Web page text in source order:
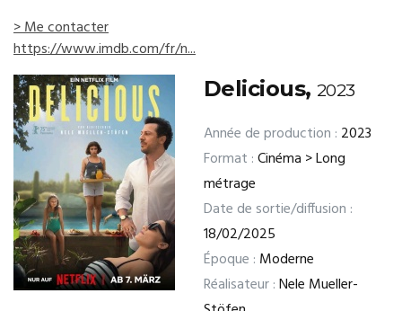
> Me contacter
https://www.imdb.com/fr/n...
Delicious, 2023
Année de production : 2023
Format :Cinéma > Long
métrage
Date de sortie/diffusion :
18/02/2025
Époque : Moderne
Réalisateur :Nele Mueller-